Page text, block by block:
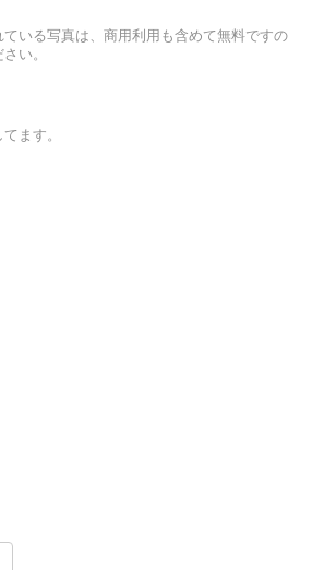
ている写真は、商用利用も含めて無料ですの
い。
ます。